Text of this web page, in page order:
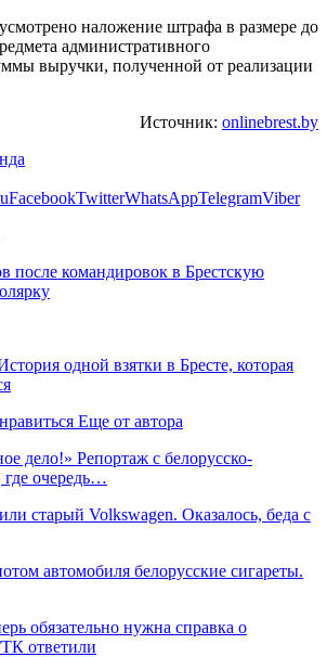
наложение штрафа в размере до
административного
выручки, полученной от реализации
Источник: onlinebrest.by
FacebookTwitterWhatsAppTelegramViber
после командировок в Брестскую
одной взятки в Бресте, которая
Еще от автора
дело!» Репортаж с белорусско-
очередь…
старый Volkswagen. Оказалось, беда с
автомобиля белорусские сигареты.
обязательно нужна справка о
ответили